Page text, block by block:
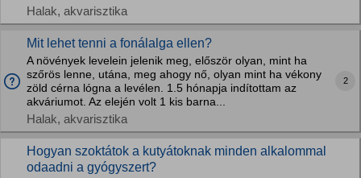
Halak, akvarisztika
Mit lehet tenni a fonálalga ellen?
A növények levelein jelenik meg, először olyan, mint ha
szőrös lenne, utána, meg ahogy nő, olyan mint ha vékony
zöld cérna lógna a levélen. 1.5 hónapja indítottam az
akváriumot. Az elején volt 1 kis barna...
Halak, akvarisztika
2
Hogyan szoktátok a kutyátoknak minden alkalommal
odaadni a gyógyszert?